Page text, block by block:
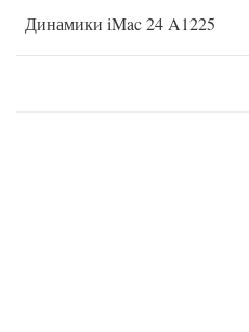
Динамики iMac 24 A1225